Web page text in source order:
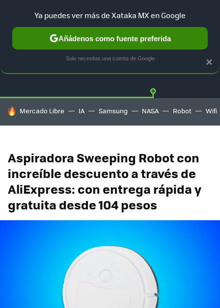
GUÍA DE COMPRAS MERCADO LIBRE
HOY SE HABLA DE
Mercado Libre IA Samsung NASA Robot Wifi
Aspiradora Sweeping Robot con
increíble descuento a través de
AliExpress: con entrega rápida y
gratuita desde 104 pesos
×
Ya puedes ver más de Xataka MX en Google
Añádenos como fuente preferida
Solo necesitas una cuenta de Google